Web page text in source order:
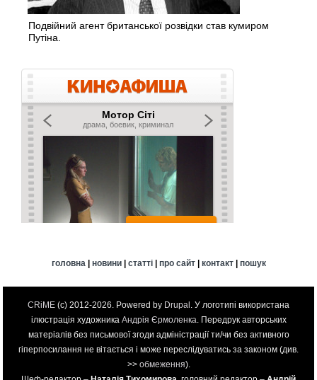
Подвійний агент британської розвідки став кумиром
Путіна.
головна| новини| статті| про сайт| контакт| пошук
CRiME (c) 2012-2026. Powered by Drupal . У логотипі використана
ілюстрація художника Андрія Єрмоленка. Передрук авторських
матеріалів без письмової згоди адміністрації ти/чи без активного
гіперпосилання не вітається і може переслідуватись за законом (див.
>> обмеження).